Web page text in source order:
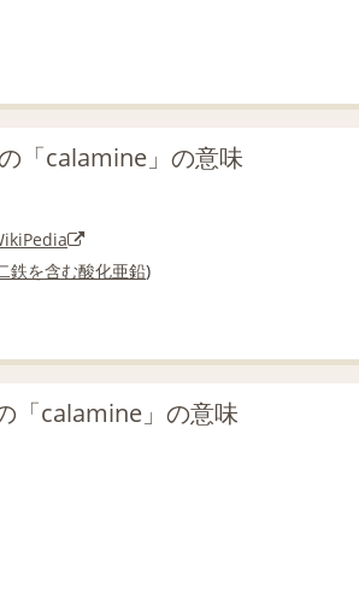
「calamine」の意味
鉄を含む酸化亜鉛)
「calamine」の意味